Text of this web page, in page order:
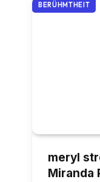
BERÜHMTHEIT
meryl
Miranda